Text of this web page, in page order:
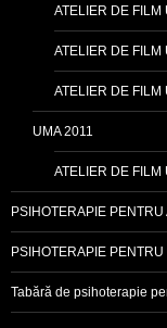
ATELIER DE
ATELIER DE FILM
ATELIER DE
UMA 2011
ATELIER DE FILM
PSIHOTERAPIE PENTRU
PSIHOTERAPIE
Tabără de psihoterapie